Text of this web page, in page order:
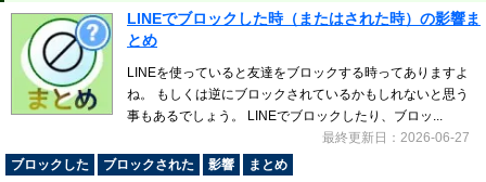
LINEでブロックした時（またはされた時）の影響ま
とめ
LINEを使っていると友達をブロックする時ってありますよ
ね。 もしくは逆にブロックされているかもしれないと思う
事もあるでしょう。 LINEでブロックしたり、ブロッ...
最終更新日：2026-06-27
ブロックした
ブロックされた 影響 まとめ